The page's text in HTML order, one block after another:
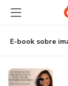
para
conteúdo
principal
para
pagamento
para
rodapé